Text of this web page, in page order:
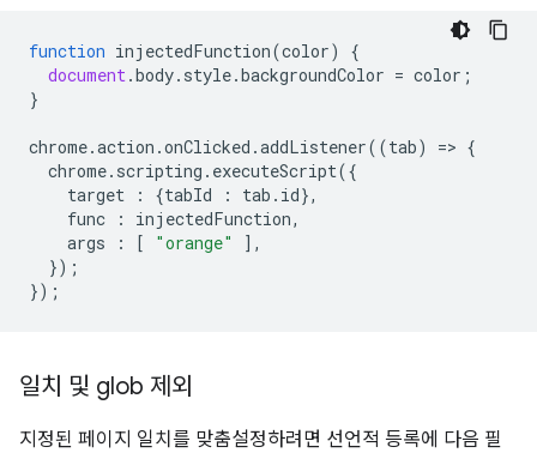
function injectedFunction(color)
{
document.body. style.backgroundColor = color ;
}
chrome.action .onClicked .addListener((tab) => {
chrome. scripting . executeScript({
target
: {tabId : tab . id},
func
: injectedFunction,
args
: [ "orange"
],
});
});
일치 및 glob 제외
지정된 페이지 일치를 맞춤설정하려면 선언적 등록에 다음 필